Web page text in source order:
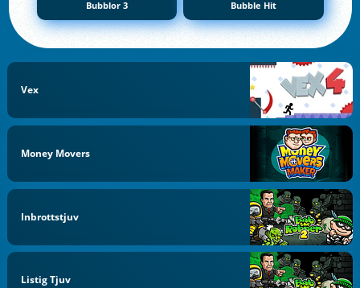
Bubblor 3 Bubble Hit
Vex
Money Movers
Inbrottstjuv
Listig Tjuv